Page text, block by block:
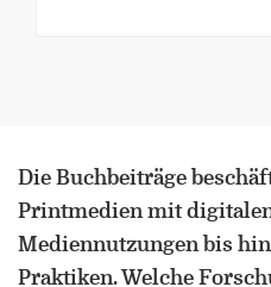
Die Buchbeiträge
Printmedien mit
Mediennutzungen bis
Praktiken. Welche